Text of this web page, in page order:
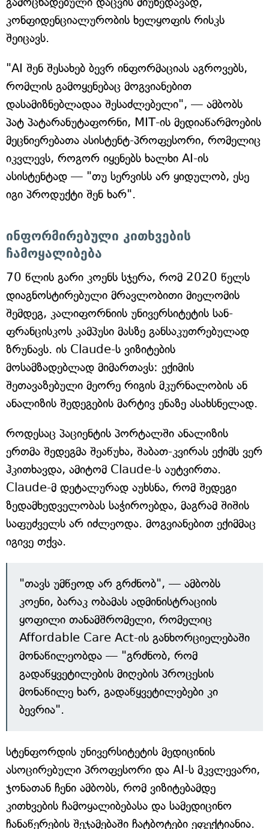
კონფიდენციალურობის ხელყოფის რისკს
შეიცავს.
"AI შენ შესახებ ბევრ ინფორმაციას აგროვებს,
რომლის გამოყენებაც მოგვიანებით
დასამიზნებლადაა შესაძლებელი", — ამბობს
პატ პატარანუტაფორნი, MIT-ის მედიაწარმოების
მეცნიერებათა ასისტენტ-პროფესორი, რომელიც
იკვლევს, როგორ იყენებს ხალხი AI-ის
ასისტენტად — "თუ სერვისს არ ყიდულობ, ესე
იგი პროდუქტი შენ ხარ".
ინფორმირებული კითხვების
ჩამოყალიბება
70 წლის გარი კოენს სჯერა, რომ 2020 წელს
დიაგნოსტირებული მრავლობითი მიელომის
შემდეგ, კალიფორნიის უნივერსიტეტის სან-
ფრანცისკოს კამპუსი მასზე განსაკუთრებულად
ზრუნავს. ის Claude-ს ვიზიტების
მოსამზადებლად მიმართავს: ექიმის
შეთავაზებული მეორე რიგის მკურნალობის ან
ანალიზის შედეგების მარტივ ენაზე ასახსნელად.
როდესაც პაციენტის პორტალში ანალიზის
ერთმა შედეგმა შეაწუხა, შაბათ-კვირას ექიმს ვერ
ჰკითხავდა, ამიტომ Claude-ს აუტვირთა.
Claude-მ დეტალურად აუხსნა, რომ შედეგი
ზედამხედველობას საჭიროებდა, მაგრამ შიშის
საფუძველს არ იძლეოდა. მოგვიანებით ექიმმაც
იგივე თქვა.
"თავს უმწეოდ არ გრძნობ", — ამბობს
კოენი, ბარაკ ობამას ადმინისტრაციის
ყოფილი თანამშრომელი, რომელიც
Affordable Care Act-ის განხორციელებაში
მონაწილეობდა — "გრძნობ, რომ
გადაწყვეტილების მიღების პროცესის
მონაწილე ხარ, გადაწყვეტილებები კი
ბევრია".
სტენფორდის უნივერსიტეტის მედიცინის
ასოცირებული პროფესორი და AI-ს მკვლევარი,
ჯონათან ჩენი ამბობს, რომ ვიზიტებამდე
კითხვების ჩამოყალიბებასა და სამედიცინო
ჩანაწერების შეჯამებაში ჩატბოტები ეფექტიანია.